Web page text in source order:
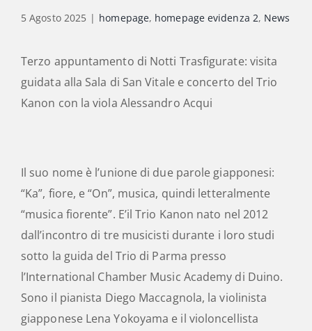
5 Agosto 2025 | homepage, homepage evidenza 2, News
Terzo appuntamento di Notti Trasfigurate: visita
guidata alla Sala di San Vitale e concerto del Trio
Kanon con la viola Alessandro Acqui
Il suo nome è l’unione di due parole giapponesi:
“Ka”, fiore, e “On”, musica, quindi letteralmente
“musica fiorente”. E’il Trio Kanon nato nel 2012
dall’incontro di tre musicisti durante i loro studi
sotto la guida del Trio di Parma presso
l’International Chamber Music Academy di Duino.
Sono il pianista Diego Maccagnola, la violinista
giapponese Lena Yokoyama e il violoncellista